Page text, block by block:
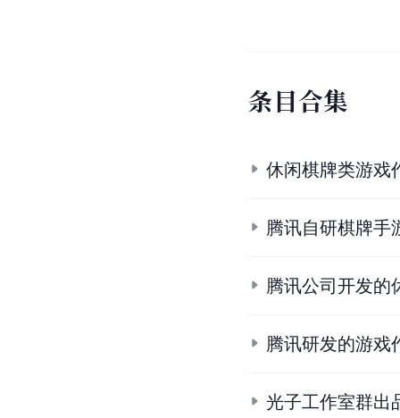
条目合集
休闲棋牌类游戏
腾讯自研棋牌手
腾讯公司开发的
腾讯研发的游戏
光子工作室群出